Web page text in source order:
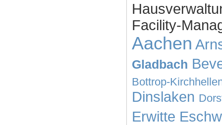
Facility-
Aachen
Gladbach
Bottrop-
Dinslaken
Erwitte